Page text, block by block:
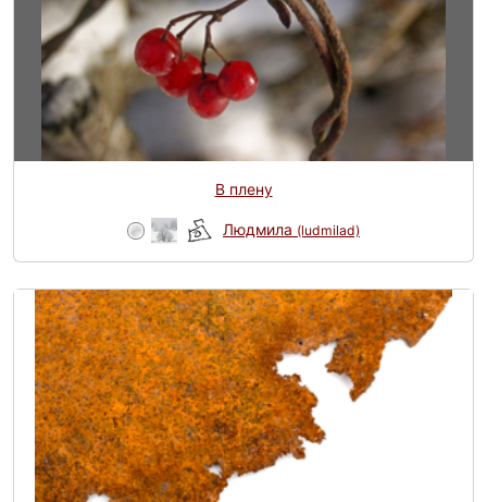
В плену
Людмила (ludmilad)